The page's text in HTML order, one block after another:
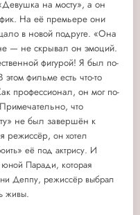
на мосту», а он
На её премьере они
в новой подруге. «Она
— не скрывал он эмоций.
фигурой! Я был по-
фильме есть что-то
профессионал, он мог по-
что
не был завершён к
режиссёр, он хотел
её под актрису. И
юной Паради, которая
Деппу, режиссёр выбрал
живы.